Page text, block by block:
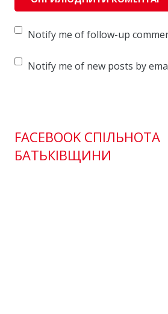
Notify me of follow-up
Notify me of new posts by
FACEBOOK СПІЛЬНОТА
БАТЬКІВЩИНИ